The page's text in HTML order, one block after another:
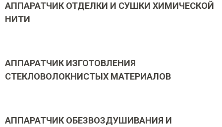
АППАРАТЧИК ОТДЕЛКИ И СУШКИ ХИМИЧЕСКОЙ
НИТИ
АППАРАТЧИК ИЗГОТОВЛЕНИЯ
СТЕКЛОВОЛОКНИСТЫХ МАТЕРИАЛОВ
АППАРАТЧИК ОБЕЗВОЗДУШИВАНИЯ И